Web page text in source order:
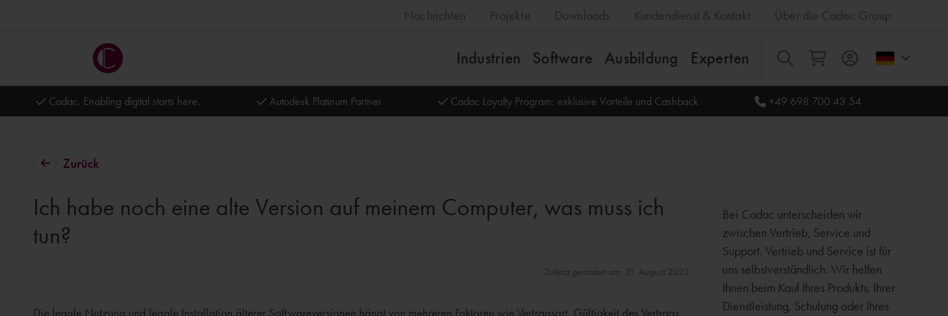
Nachrichten Projekte Downloads Kundendienst & Kontakt Über die Cadac Group
Industrien Software Ausbildung Experten Alles
Cadac. Enabling digital starts here. Autodesk Platinum Partner Cadac Loyalty Program: exklusive Vorteile und Cashback +49 698 700 43 54
Zurück
Ich habe noch eine alte Version auf meinem Computer, was muss ich
tun?
Zuletzt geändert am: 31. August 2023
Die legale Nutzung und legale Installation älterer Softwareversionen hängt von mehreren Faktoren wie Vertragsart, Gültigkeit des Vertrags
Bei Cadac unterscheiden wir
zwischen Vertrieb, Service und
Support. Vertrieb und Service ist für
uns selbstverständlich. Wir helfen
Ihnen beim Kauf Ihres Produkts, Ihrer
Dienstleistung, Schulung oder Ihres